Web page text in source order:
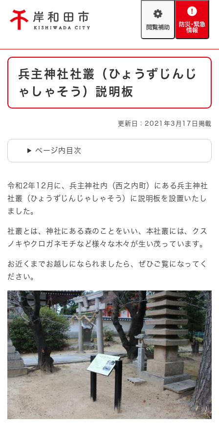
閲
助
防
緊
情
やさしい日本語
防災・緊急情報 救急・消防
ハザードマップ AED設置箇所
本
兵主神社社叢（ひょうずじんじ
ゃしゃそう）説明板
更新日：2021年3月17日掲載
ページ内目次
令和2年12月に、兵主神社内（西之内町）にある兵主神社
社叢（ひょうずじんじゃしゃそう）に説明板を設置いたし
ました。
社叢とは、神社にある森のことをいい、本社叢には、クス
ノキやクロガネモチなど様々な木々が生い茂っています。
お近くまでお越しになられましたら、ぜひご覧になってく
ださい。